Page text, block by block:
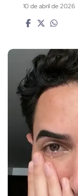
10 de abril de 2026